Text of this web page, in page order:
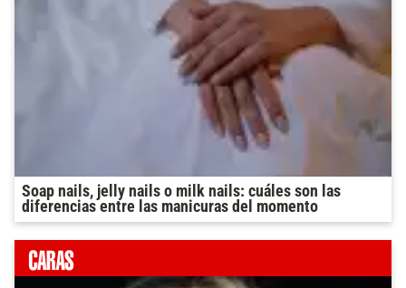
Soap nails, jelly nails o milk nails: cuáles son las
diferencias entre las manicuras del momento